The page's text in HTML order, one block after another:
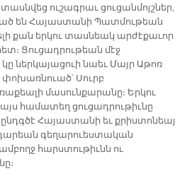
ուշագրաւ ցուցանմոյշներ,
են Հայաստանի Պատմութեան
քան երկու տասնեակ արժէքաւոր
Ցուցադրութեան մէջ
ներկայացուի նաեւ Մայր Աթոռ
փոխառնուած՝ Սուրբ
մասունքարանը։ Երկու
համատեղ ցուցադրութիւնը
Հայաստանի եւ քրիստոնեայ
գեղարուեստական
հարստութիւնն ու